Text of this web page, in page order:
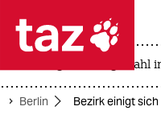
 taz
taz
landtagswahl
Berlin Bezirk einigt